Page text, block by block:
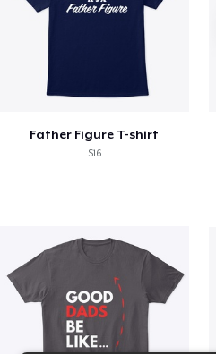
Father Figure T-shirt
$16